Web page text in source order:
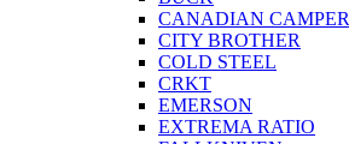
CANADIAN CAMPER
CITY BROTHER
COLD STEEL
CRKT
EMERSON
EXTREMA RATIO